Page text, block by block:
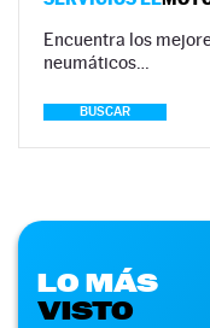
Encuentra los
neumáticos…
BUSCAR
LO MÁS
VISTO